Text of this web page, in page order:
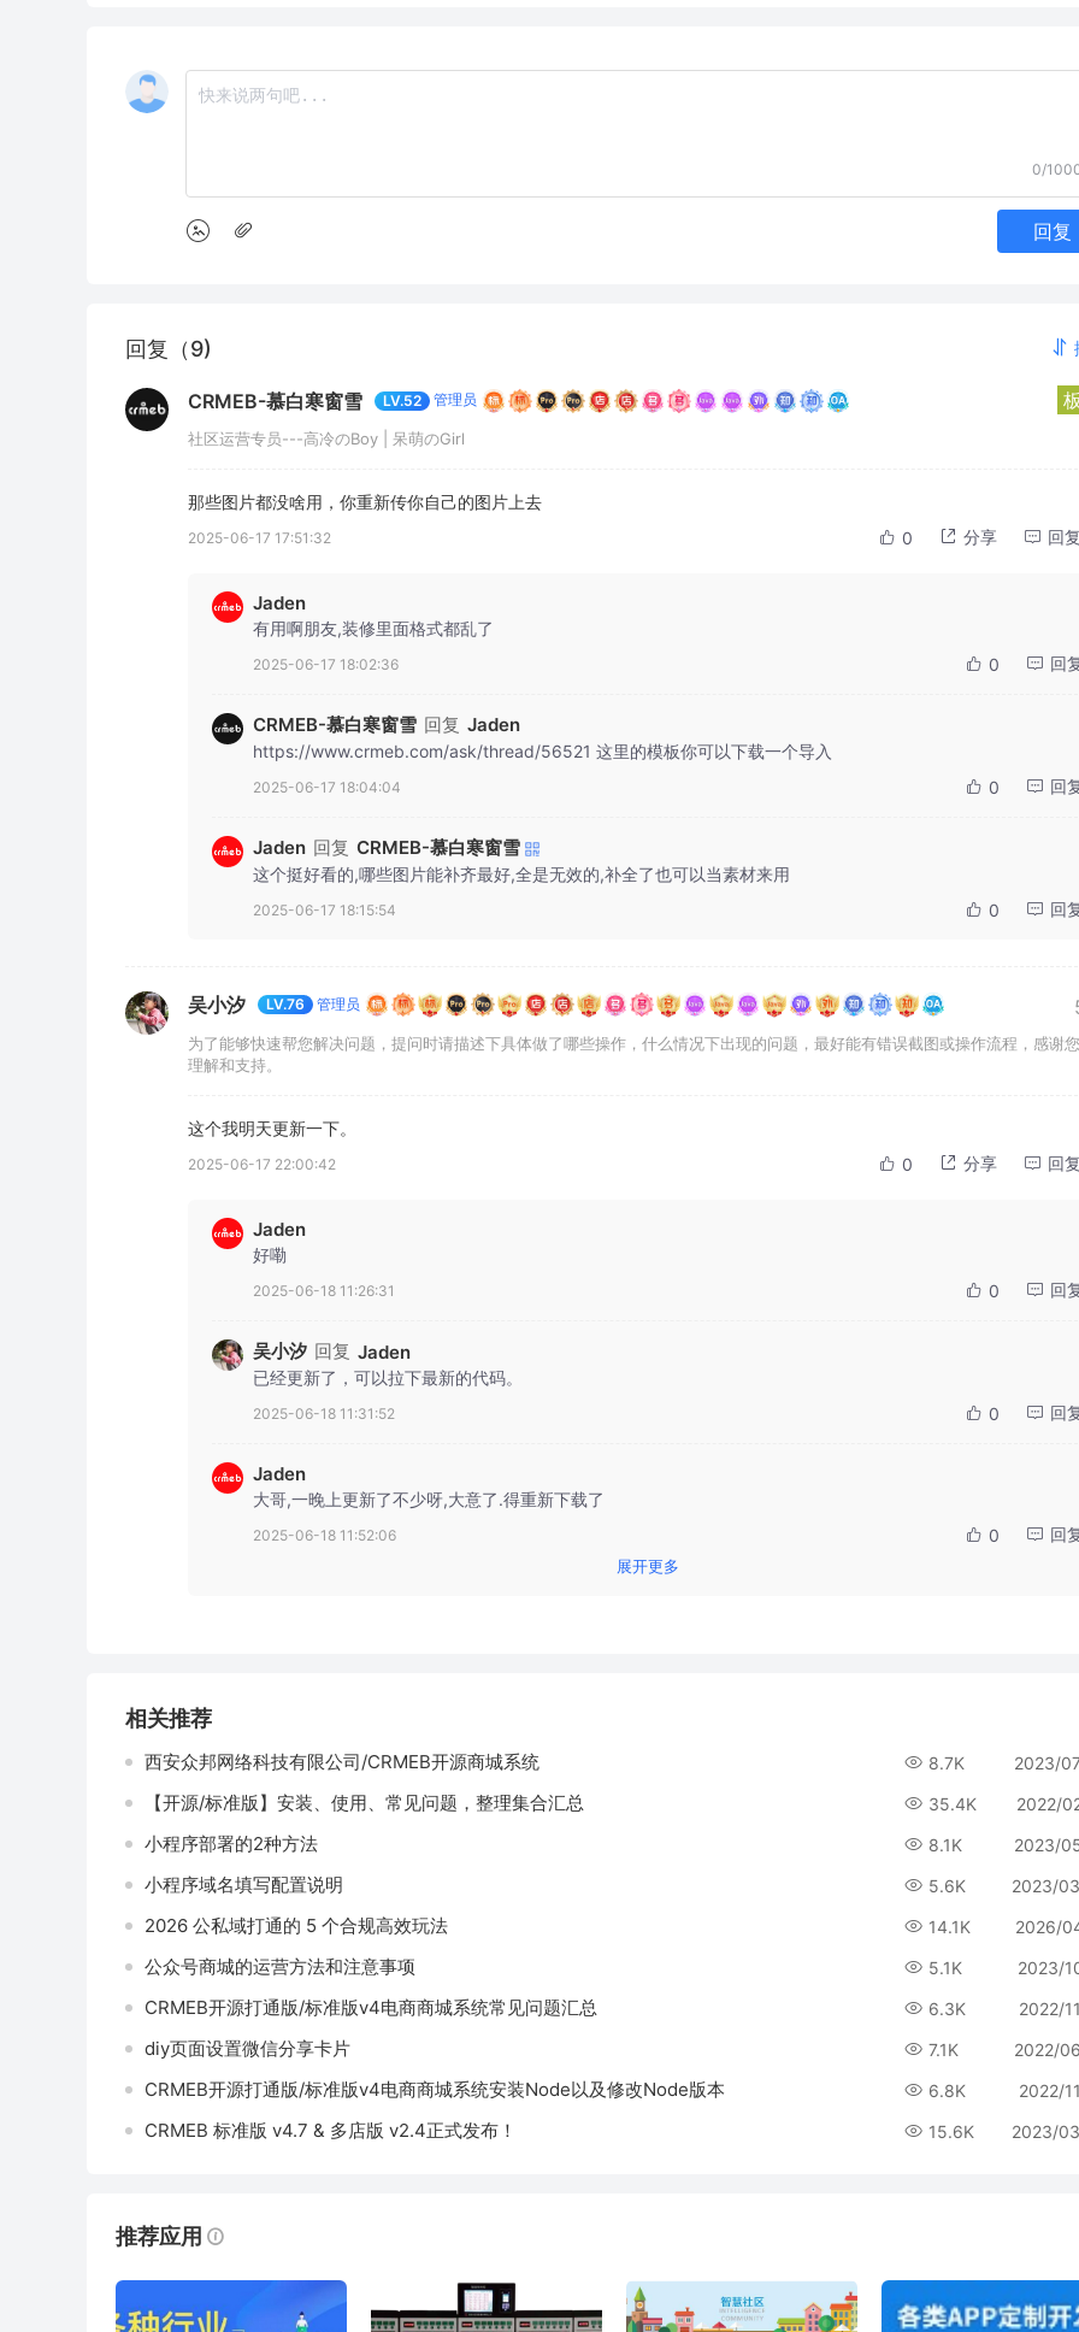
0/
回复
回复（9)
CRMEB-慕白寒窗雪 LV.52 管理员
社区运营专员---高冷のBoy | 呆萌のGirl
那些图片都没啥用，你重新传你自己的图片上去
2025-06-17 17:51:32 0 分享 回复
Jaden
有用啊朋友,装修里面格式都乱了
2025-06-17 18:02:36 0 回
CRMEB-慕白寒窗雪 回复 Jaden
https://www.crmeb.com/ask/thread/56521 这里的模板你可以下载一个导入
2025-06-17 18:04:04 0 回
Jaden 回复 CRMEB-慕白寒窗雪
这个挺好看的,哪些图片能补齐最好,全是无效的,补全了也可以当素材来用
2025-06-17 18:15:54 0 回
吴小汐 LV.76 管理员
为了能够快速帮您解决问题，提问时请描述下具体做了哪些操作，什么情况下出现的问题，最好能有错误截图或操作流程，感谢
理解和支持。
这个我明天更新一下。
2025-06-17 22:00:42 0 分享 回复
Jaden
好嘞
2025-06-18 11:26:31 0 回
吴小汐 回复 Jaden
已经更新了，可以拉下最新的代码。
2025-06-18 11:31:52 0 回
Jaden
大哥,一晚上更新了不少呀,大意了.得重新下载了
2025-06-18 11:52:06 0 回
展开更多
相关推荐
西安众邦网络科技有限公司/CRMEB开源商城系统 8.7K 2023/
【开源/标准版】安装、使用、常见问题，整理集合汇总 35.4K 2022/
小程序部署的2种方法 8.1K 2023/
小程序域名填写配置说明 5.6K 2023/
2026 公私域打通的 5 个合规高效玩法 14.1K 2026/
公众号商城的运营方法和注意事项 5.1K 2023/
CRMEB开源打通版/标准版v4电商商城系统常见问题汇总 6.3K 2022/
diy页面设置微信分享卡片 7.1K 2022/
CRMEB开源打通版/标准版v4电商商城系统安装Node以及修改Node版本 6.8K 2022/
CRMEB 标准版 v4.7 & 多店版 v2.4正式发布！ 15.6K 2023/
推荐应用